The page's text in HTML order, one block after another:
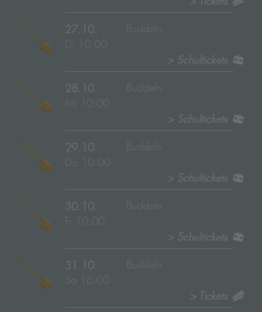
27.10.
Di 10:00
Buddeln
> Schultickets
28.10.
Mi 10:00
Buddeln
> Schultickets
29.10.
Do 10:00
Buddeln
> Schultickets
30.10.
Fr 10:00
Buddeln
> Schultickets
31.10.
Sa 16:00
Buddeln
> Tickets